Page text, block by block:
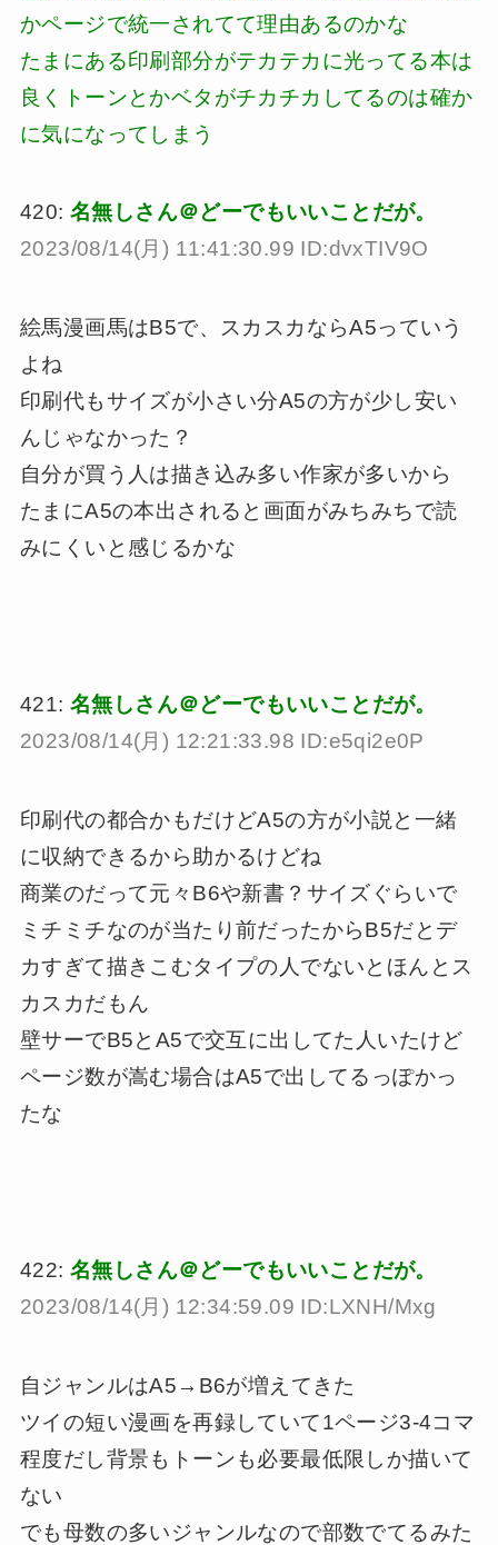
かページで統一されてて理由あるのかな
たまにある印刷部分がテカテカに光ってる本は
良くトーンとかベタがチカチカしてるのは確か
に気になってしまう
420: 名無しさん＠どーでもいいことだが。
2023/08/14(月) 11:41:30.99 ID:dvxTIV9O
絵馬漫画馬はB5で、スカスカならA5っていう
よね
印刷代もサイズが小さい分A5の方が少し安い
んじゃなかった？
自分が買う人は描き込み多い作家が多いから
たまにA5の本出されると画面がみちみちで読
みにくいと感じるかな
421: 名無しさん＠どーでもいいことだが。
2023/08/14(月) 12:21:33.98 ID:e5qi2e0P
印刷代の都合かもだけどA5の方が小説と一緒
に収納できるから助かるけどね
商業のだって元々B6や新書？サイズぐらいで
ミチミチなのが当たり前だったからB5だとデ
カすぎて描きこむタイプの人でないとほんとス
カスカだもん
壁サーでB5とA5で交互に出してた人いたけど
ページ数が嵩む場合はA5で出してるっぽかっ
たな
422: 名無しさん＠どーでもいいことだが。
2023/08/14(月) 12:34:59.09 ID:LXNH/Mxg
自ジャンルはA5→B6が増えてきた
ツイの短い漫画を再録していて1ページ3-4コマ
程度だし背景もトーンも必要最低限しか描いて
ない
でも母数の多いジャンルなので部数でてるみた